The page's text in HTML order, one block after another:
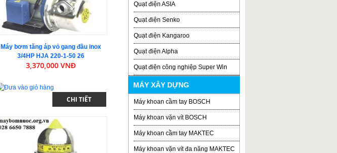
Máy bơm tăng áp vỏ gang đầu inox
3/4HP HJA 220-1-50 26
3,370,000 VNĐ
CHI TIẾT
Quạt điện ASIA
Quạt điện Senko
Quạt điện Kangaroo
Quạt điện Alpha
Quạt điện công nghiệp Super Win
MÁY XÂY DỰNG
Máy khoan cầm tay BOSCH
Máy khoan vặn vít BOSCH
Máy khoan cầm tay MAKTEC
Máy khoan vặn vít đa năng MAKTEC